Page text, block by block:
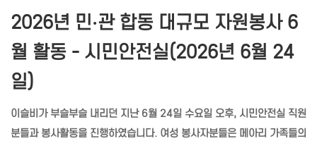
2026년 민·관 합동 대규모 자원봉사 6
월 활동 - 시민안전실(2026년 6월 24
일)
이슬비가 부슬부슬 내리던 지난 6월 24일 수요일 오후, 시민안전실 직원
분들과 봉사활동을 진행하였습니다. 여성 봉사자분들은 메아리 가족들의